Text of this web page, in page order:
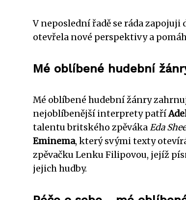
V neposlední řadě se ráda
otevřela nové perspektivy a
Mé oblíbené hudební
Mé oblíbené hudební žánry
nejoblíbenější interprety patří
talentu britského zpěvákaEda
Eminema, který svými texty
zpěvačku Lenku Filipovou, jejíž
jejich hudby.